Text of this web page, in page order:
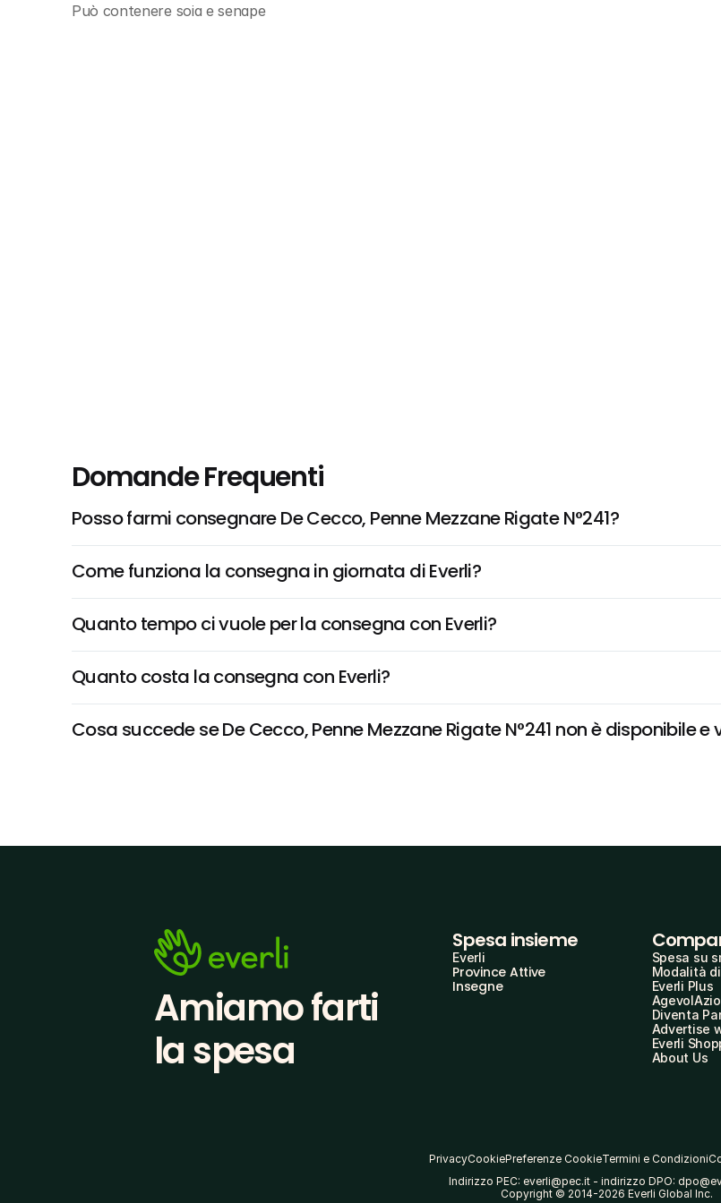
Può contenere soia e senape
Domande Frequenti
Posso farmi consegnare De Cecco, Penne Mezzane Rigate N°241?
Come funziona la consegna in giornata di Everli?
Quanto tempo ci vuole per la consegna con Everli?
Quanto costa la consegna con Everli?
Cosa succede se De Cecco, Penne Mezzane Rigate N°241 non è disponibile
Amiamo farti
la spesa
Spesa insieme
Everli
Province Attive
Insegne
Spesa su
Modalità
Everli Plus
Diventa
Advertise
Everli
About Us
PrivacyCookiePreferenze CookieTermini e Condizioni
Indirizzo PEC: everli@pec.it - indirizzo DPO:
Copyright © 2014-2026 Everli Global Inc.